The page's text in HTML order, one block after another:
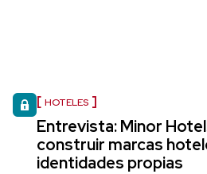
HOTELES
Entrevista: Minor
construir marcas
identidades propias